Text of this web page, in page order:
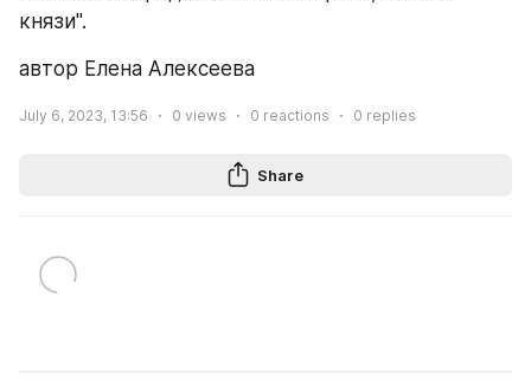
князи".
автор Елена Алексеева
July 6, 2023, 13:56 0 views 0 reactions 0 replies
Share